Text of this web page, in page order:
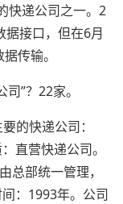
快递公司之一。2
据接口，但在6月
传输。
”？22家。
的快递公司：
直营快递公司。
总部统一管理，
：1993年。公司